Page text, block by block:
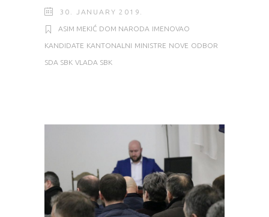
30. JANUARY 2019.
ASIM MEKIĆ DOM NARODA IMENOVAO
KANDIDATE KANTONALNI MINISTRE NOVE ODBOR
SDA SBK VLADA SBK